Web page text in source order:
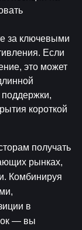
за ключевыми
Если
это может
короткой
получать
рынках,
Комбинируя
в
— вы